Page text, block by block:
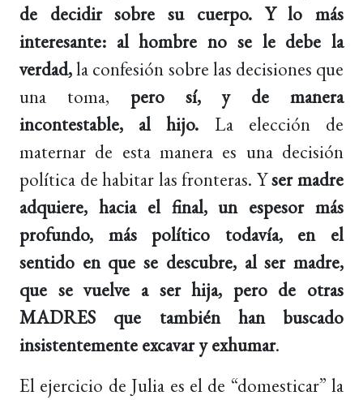
de decidir sobre su cuerpo. Y lo más
interesante: al hombre no se le debe la
verdad,la confesión sobre las decisiones que
una toma, pero sí, y de manera
incontestable, al hijo. La elección de
maternar de esta manera es una decisión
política de habitar las fronteras. Yser madre
adquiere, hacia el final, un espesor más
profundo, más político todavía, en el
sentido en que se descubre, al ser madre,
que se vuelve a ser hija, pero de otras
MADRES que también han buscado
insistentemente excavar y exhumar.
El ejercicio de Julia es el de “domesticar” la